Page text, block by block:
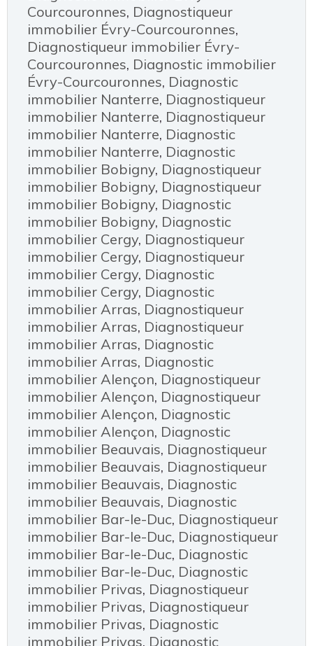
Courcouronnes, Diagnostiqueur
immobilier Évry-Courcouronnes,
Diagnostiqueur immobilier Évry-
Courcouronnes, Diagnostic immobilier
Évry-Courcouronnes, Diagnostic
immobilier Nanterre, Diagnostiqueur
immobilier Nanterre, Diagnostiqueur
immobilier Nanterre, Diagnostic
immobilier Nanterre, Diagnostic
immobilier Bobigny, Diagnostiqueur
immobilier Bobigny, Diagnostiqueur
immobilier Bobigny, Diagnostic
immobilier Bobigny, Diagnostic
immobilier Cergy, Diagnostiqueur
immobilier Cergy, Diagnostiqueur
immobilier Cergy, Diagnostic
immobilier Cergy, Diagnostic
immobilier Arras, Diagnostiqueur
immobilier Arras, Diagnostiqueur
immobilier Arras, Diagnostic
immobilier Arras, Diagnostic
immobilier Alençon, Diagnostiqueur
immobilier Alençon, Diagnostiqueur
immobilier Alençon, Diagnostic
immobilier Alençon, Diagnostic
immobilier Beauvais, Diagnostiqueur
immobilier Beauvais, Diagnostiqueur
immobilier Beauvais, Diagnostic
immobilier Beauvais, Diagnostic
immobilier Bar-le-Duc, Diagnostiqueur
immobilier Bar-le-Duc, Diagnostiqueur
immobilier Bar-le-Duc, Diagnostic
immobilier Bar-le-Duc, Diagnostic
immobilier Privas, Diagnostiqueur
immobilier Privas, Diagnostiqueur
immobilier Privas, Diagnostic
immobilier Privas, Diagnostic